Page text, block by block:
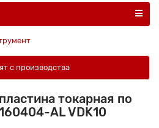
с производства
токарная по
AL VDK10